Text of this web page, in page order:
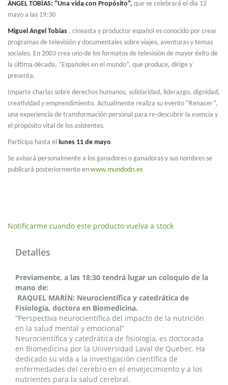
ÁNGEL TOBÍAS: “Una vida con Propósito”, que se celebrará el dia 12
mayo a las 19:30
Miguel Angel Tobias , cineasta y productor español es conocido por crear
programas de televisión y documentales sobre viajes, aventuras y temas
sociales. ​En 2003 crea uno de los formatos de televisión de mayor éxito de
la última década, “Españoles en el mundo”, que produce, dirige y
presenta.
Imparte charlas sobre derechos humanos, solidaridad, liderazgo, dignidad,
creatividad y emprendimiento. Actualmente realiza su evento “Renacer”,
una experiencia de transformación personal para re-descubrir la esencia y
el propósito vital de los asistentes.
Participa hasta el lunes 11 de mayo.
Se avisará personalmente a los ganadores o ganadoras y sus nombres se
publicará posteriormente en www.mundodn.es
Notificarme cuando este producto vuelva a stock
Detalles
Previamente, a las 18:30 tendrá lugar un coloquio de la
mano de:
RAQUEL MARÍN: Neurocientífica y catedrática de
Fisiología, doctora en Biomedicina.
“Perspectiva neurocientífica del impacto de la nutrición
en la salud mental y emocional”
Neurocientífica y catedrática de fisiología, es doctorada
en Biomedicina por la Universidad Laval de Quebec. Ha
dedicado su vida a la investigación científica de
enfermedades del cerebro en el envejecimiento y a los
nutrientes para la salud cerebral.